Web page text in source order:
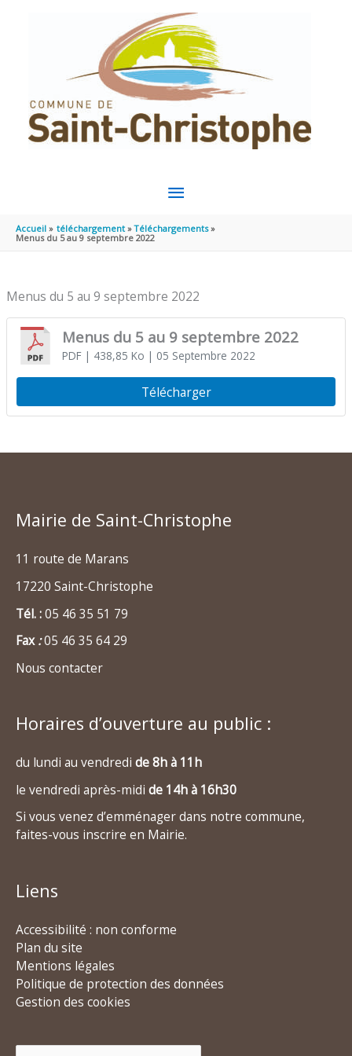
MENU
PRINCIPAL
Accueil téléchargement
Téléchargements
Menus du 5 au 9 septembre 2022
Menus du 5 au 9 septembre 2022
Menus du 5 au 9 septembre 2022
PDF| 438,85 Ko | 05 Septembre 2022
Télécharger
Mairie de Saint-Christophe
11 route de Marans
17220 Saint-Christophe
Tél. :05 46 35 51 79
Fax:05 46 35 64 29
Nous contacter
Horaires d’ouverture au public :
du lundi au vendredi de 8h à 11h
le vendredi après-midi de 14h à 16h30
Si vous venez d’emménager dans notre commune,
faites-vous inscrire en Mairie.
Liens
Accessibilité : non conforme
Plan du site
Mentions légales
Politique de protection des données
Gestion des cookies